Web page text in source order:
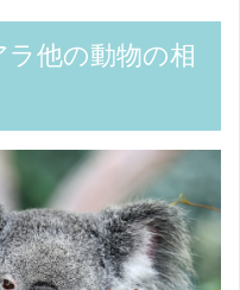
他の動物の相